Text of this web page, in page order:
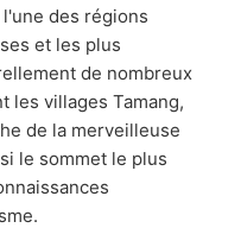
des régions
et les plus
de nombreux
les villages Tamang,
de la merveilleuse
le sommet le plus